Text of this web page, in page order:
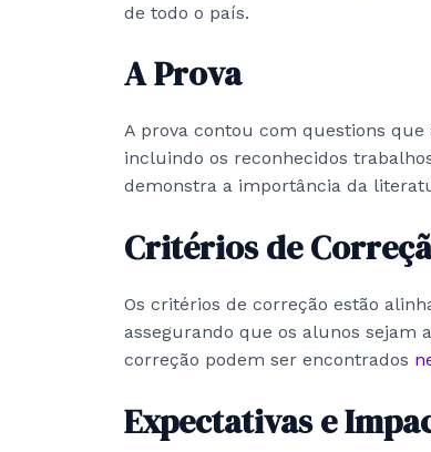
de todo o país.
A Prova
A prova contou com questions
incluindo os reconhecidos
demonstra a importância da
Critérios de
Os critérios de correção estão
assegurando que os alunos sejam
correção podem ser encontrados
Expectativas e